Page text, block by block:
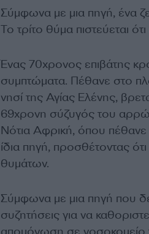
Σύμφωνα με μια πηγή, ένα
Το τρίτο θύμα πιστεύεται
Ένας 70χρονος επιβάτης
συμπτώματα. Πέθανε στο
νησί της Αγίας Ελένης,
69χρονη σύζυγός του
Νότια Αφρική, όπου
ίδια πηγή, προσθέτοντας
θυμάτων.
Σύμφωνα με μια πηγή που
συζητήσεις για να